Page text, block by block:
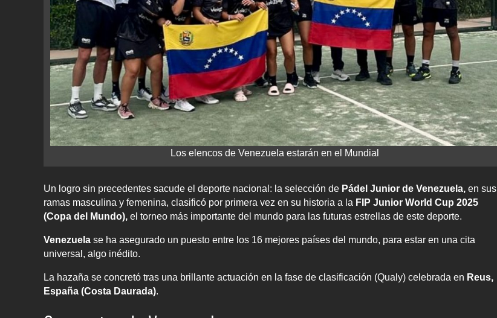
Los elencos de Venezuela estarán en el Mundial
Un logro sin precedentes sacude el deporte nacional: la selección de Pádel Junior de Venezuela, en sus
ramas masculina y femenina, clasificó por primera vez en su historia a la FIP Junior World Cup 2025
(Copa del Mundo), el torneo más importante del mundo para las futuras estrellas de este deporte.
Venezuela se ha asegurado un puesto entre los 16 mejores países del mundo, para estar en una cita
universal, algo inédito.
La hazaña se concretó tras una brillante actuación en la fase de clasificación (Qualy) celebrada en Reus,
España (Costa Daurada).